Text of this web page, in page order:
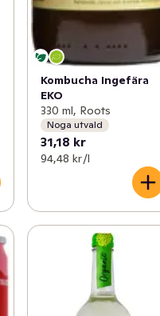
Kombucha Ingefära
EKO
330 ml, Roots
Noga utvald
31,18 kr
94,48 kr /l